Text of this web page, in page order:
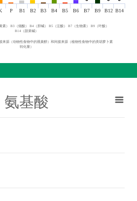
P B1 B2 B3 B4 B5 B6 B7 B9 B12 B14
素） B3（烟酸） B4（胆碱） B5（泛酸） B7（生物素） B9（叶酸）
B14（甜菜碱）
来源（动物性食物中的视黄醇）和间接来源（植物性食物中的类胡萝卜素
转化量）
氨基酸